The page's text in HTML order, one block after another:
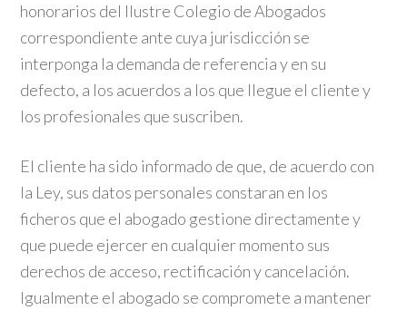
honorarios del Ilustre Colegio de Abogados
correspondiente ante cuya jurisdicción se
interponga la demanda de referencia y en su
defecto, a los acuerdos a los que llegue el cliente y
los profesionales que suscriben.
El cliente ha sido informado de que, de acuerdo con
la Ley, sus datos personales constaran en los
ficheros que el abogado gestione directamente y
que puede ejercer en cualquier momento sus
derechos de acceso, rectificación y cancelación.
Igualmente el abogado se compromete a mantener